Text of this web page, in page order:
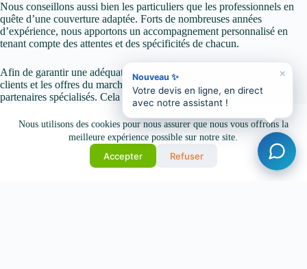
Nous utilisons des cookies pour nous assurer que nous vous offrons la
meilleure expérience possible sur notre site.
Accepter Refuser
Nous conseillons aussi bien les particuliers que les professionnels en
quête d’une couverture adaptée. Forts de nombreuses années
d’expérience, nous apportons un accompagnement personnalisé en
tenant compte des attentes et des spécificités de chacun.
Afin de garantir une adéquation optimale entre les besoins de nos
clients et les offres du marché, nous collaborons avec plusieurs
partenaires spécialisés. Cela nous permet de proposer des solutions
variées en matière de mutuelle santé, d’assurance emprunteur et
d’assurance professionnelle.
Tout voir
×
Nouveau ✨
Votre devis en ligne, en direct
avec notre assistant !